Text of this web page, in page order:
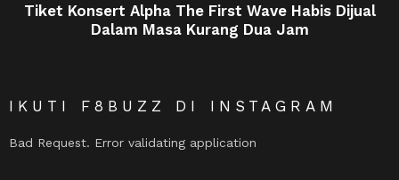
Tiket Konsert Alpha The First Wave Habis Dijual
Dalam Masa Kurang Dua Jam
IKUTI F8BUZZ DI INSTAGRAM
Bad Request. Error validating application